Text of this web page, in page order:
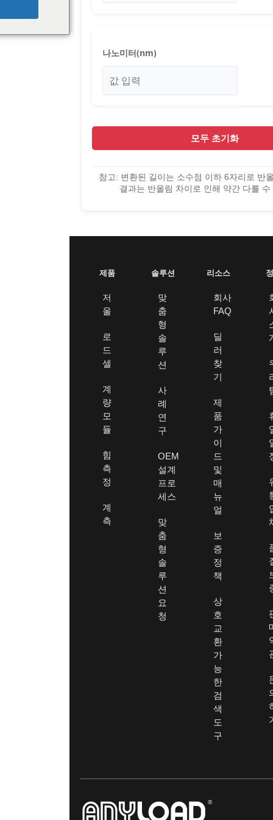
나노미터(nm)
모두 초기화
참고: 변환된 길이는 소수점 이하 6자리로 반
결과는 반올림 차이로 인해 약간 다를 수
제품
저
울
로
드
셀
계
량
모
듈
힘
측
정
계
측
솔루션
맞
춤
형
솔
루
션
사
례
연
구
OEM
설계
프로
세스
맞
춤
형
솔
루
션
요
청
리소스
회사
FAQ
딜
러
찾
기
제
품
가
이
드
및
매
뉴
얼
보
증
정
책
상
호
교
환
가
능
한
검
색
도
구